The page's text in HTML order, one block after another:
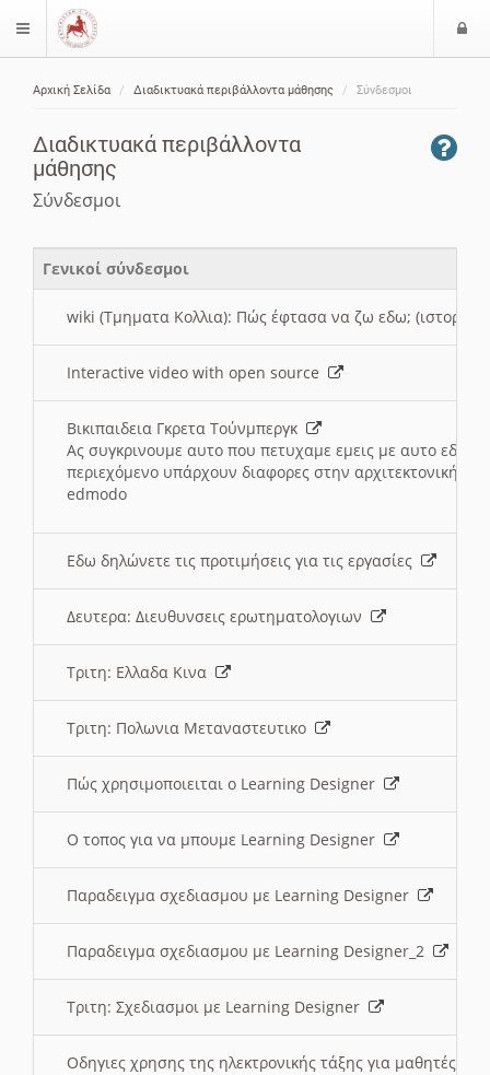
$langMenu
Αρχική Σελίδα Διαδικτυακά περιβάλλοντα μάθησης Σύνδεσμοι
Διαδικτυακά περιβάλλοντα
μάθησης
Σύνδεσμοι
Γενικοί σύνδεσμοι
wiki (Τμηματα Κολλια): Πώς έφτασα να ζω εδω; (ιστορια)
Interactive video with open source
Βικιπαιδεια Γκρετα Τούνμπεργκ
Ας συγκρινουμε αυτο που πετυχαμε εμεις με αυτο εδω
περιεχόμενο υπάρχουν διαφορες στην αρχιτεκτονική
edmodo
Εδω δηλώνετε τις προτιμήσεις για τις εργασίες
Δευτερα: Διευθυνσεις ερωτηματολογιων
Τριτη: Ελλαδα Κινα
Τριτη: Πολωνια Μεταναστευτικο
Πώς χρησιμοποιειται ο Learning Designer
O τοπος για να μπουμε Learning Designer
Παραδειγμα σχεδιασμου με Learning Designer
Παραδειγμα σχεδιασμου με Learning Designer_2
Τριτη: Σχεδιασμοι με Learning Designer
Οδηγιες χρησης της ηλεκτρονικής τάξης για μαθητές